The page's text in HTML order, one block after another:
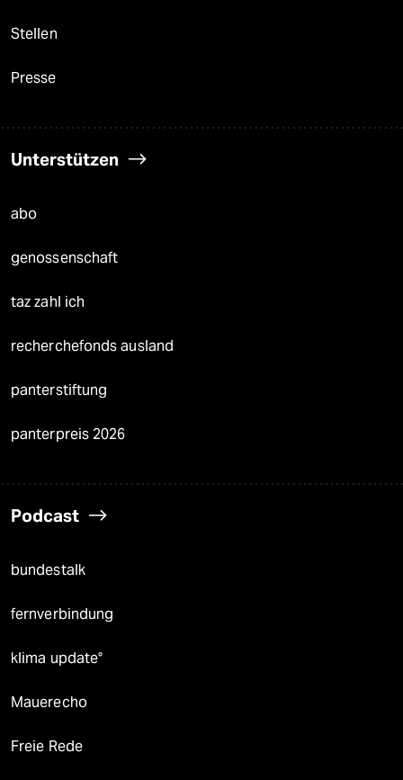
Stellen
Presse
Unterstützen
abo
genossenschaft
taz zahl ich
recherchefonds ausland
panterstiftung
panterpreis 2026
Podcast
bundestalk
fernverbindung
klima update°
Mauerecho
Freie Rede